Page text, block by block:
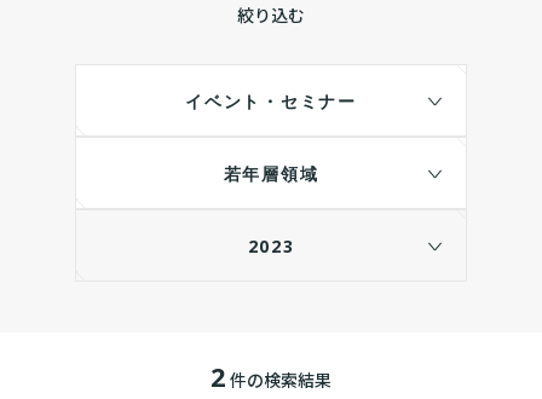
絞り込む
イベント・セミナー
若年層領域
2023
2 件の検索結果